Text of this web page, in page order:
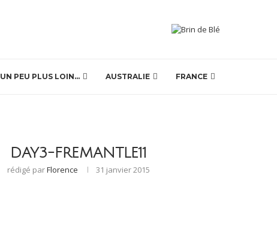
UN PEU PLUS LOIN… AUSTRALIE FRANCE
DAY3-FREMANTLE11
rédigé parFlorence 31 janvier 2015